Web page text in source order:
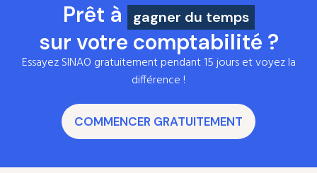
Prêt à gagner du temps
sur votre comptabilité ?
Essayez SINAO gratuitement pendant 15 jours et voyez la
différence !
COMMENCER GRATUITEMENT